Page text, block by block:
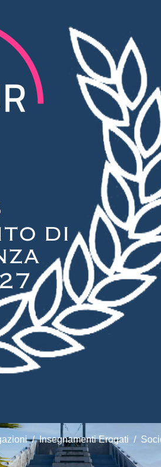
Insegnamenti Erogati